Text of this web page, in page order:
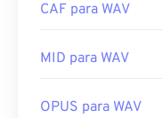
dos arquivosWAV
manipulação
arquivos WAV
CAF para WAV
MID para WAV
OPUS para WAV